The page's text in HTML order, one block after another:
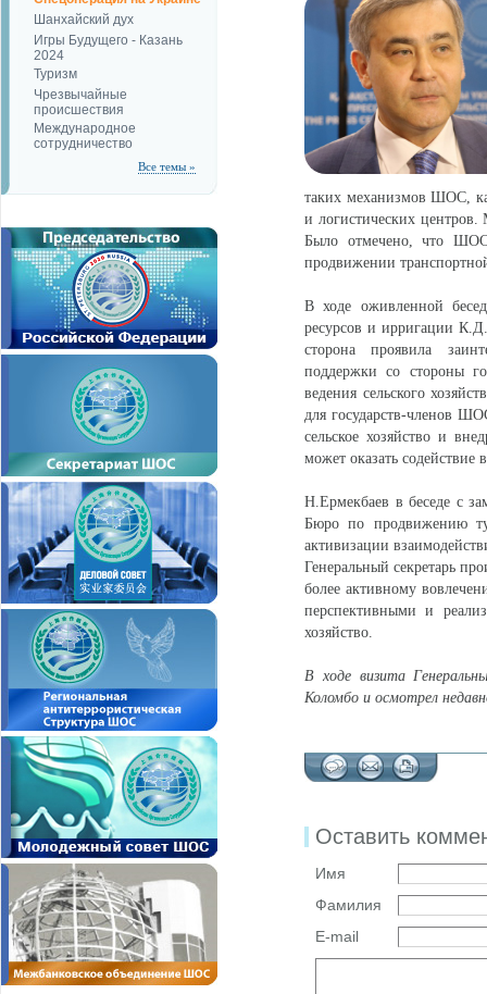
Шанхайский дух
Игры Будущего - Казань
2024
Туризм
Чрезвычайные
происшествия
Международное
сотрудничество
Все темы »
таких механизмов ШОС,
и логистических
Было отмечено, что ШОС
продвижении
В ходе оживленной
ресурсов и ирригации
сторона проявила
поддержки со стороны
ведения сельского
для государств-членов
сельское хозяйство и
может оказать
Н.Ермекбаев в беседе с
Бюро по продвижению
активизации
Генеральный секретарь
более активному
перспективными и
хозяйство.
В ходе визита
Коломбо и осмотрел
Оставить
Имя
Фамилия
E-mail